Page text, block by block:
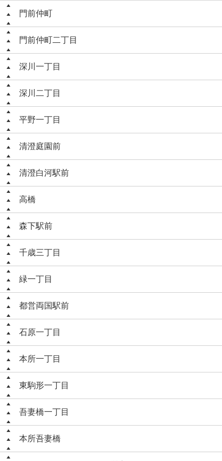
門前仲町
門前仲町二丁目
深川一丁目
深川二丁目
平野一丁目
清澄庭園前
清澄白河駅前
高橋
森下駅前
千歳三丁目
緑一丁目
都営両国駅前
石原一丁目
本所一丁目
東駒形一丁目
吾妻橋一丁目
本所吾妻橋